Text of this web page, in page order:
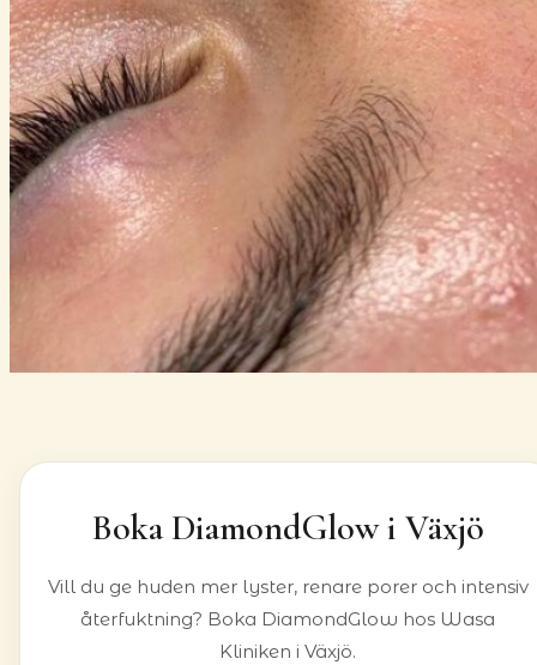
Boka DiamondGlow i Växjö
Vill du ge huden mer lyster, renare porer och intensiv
återfuktning? Boka DiamondGlow hos Wasa
Kliniken i Växjö.